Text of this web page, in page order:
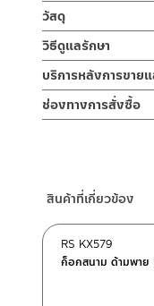
ตะแกรงน้ำทิ้งพื้น ต
หน้าแปลน ขนาด
ตะแกรงน้ำทิ้งพื้น ต
สกปรกต่างๆ ไม่ไหล
เล็กๆ ที่ไต่ขึ้นมาตาม
พิเศษ เพิ่มพื้นที่ในกา
วัสดุ
ตัวตะแกรง
ผลิตจากสแตนเลส
วิธีดูแลรักษา
คำแนะนำในการดูแล
1. ไม่ทำสินค้าให้เกิด
2. ทำความสะอาดสิน
3. ห้ามใช้สารเคมีที่มี
บริการหลังการขาย
ช่องทางออนไลน์
– Email:
ช่องทางการสั่งซื้อ
– Shopee
–Lazada
– ซื้อสินค้าชิ้นนี้บน
ซื้อสินค้าชิ้นนี้บน
สินค้าที่เกี่ยวข้อง
ก็อกสนาม ด้ามพาย
RS KX579